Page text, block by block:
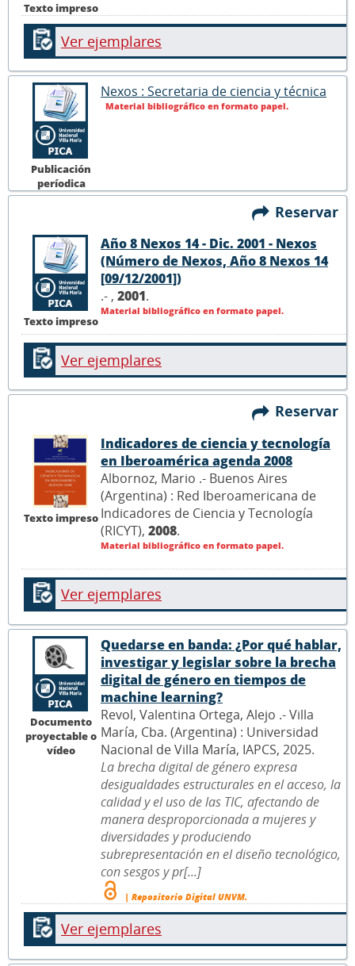
Texto impreso
Ver ejemplares
Publicación
períodica
Nexos : Secretaria de ciencia y técnica
Material bibliográfico en formato papel.
Reservar
Texto impreso
Año 8 Nexos 14 - Dic. 2001 - Nexos
(Número de Nexos, Año 8 Nexos 14
[09/12/2001])
.- , 2001.
Material bibliográfico en formato papel.
Ver ejemplares
Reservar
Texto impreso
Indicadores de ciencia y tecnología
en Iberoamérica agenda 2008
Albornoz, Mario .- Buenos Aires
(Argentina) : Red Iberoamericana de
Indicadores de Ciencia y Tecnología
(RICYT), 2008.
Material bibliográfico en formato papel.
Ver ejemplares
Documento
proyectable o
vídeo
Quedarse en banda: ¿Por qué hablar,
investigar y legislar sobre la brecha
digital de género en tiempos de
machine learning?
Revol, Valentina Ortega, Alejo .- Villa
María, Cba. (Argentina) : Universidad
Nacional de Villa María, IAPCS, 2025.
La brecha digital de género expresa
desigualdades estructurales en el acceso, la
calidad y el uso de las TIC, afectando de
manera desproporcionada a mujeres y
diversidades y produciendo
subrepresentación en el diseño tecnológico,
con sesgos y pr[...]
| Repositorio Digital UNVM.
Ver ejemplares